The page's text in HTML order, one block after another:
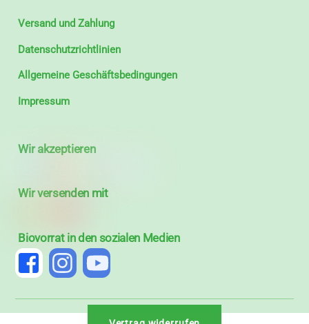
Versand und Zahlung
Datenschutzrichtlinien
Allgemeine Geschäftsbedingungen
Impressum
Wir akzeptieren
Wir versenden mit
Biovorrat in den sozialen Medien